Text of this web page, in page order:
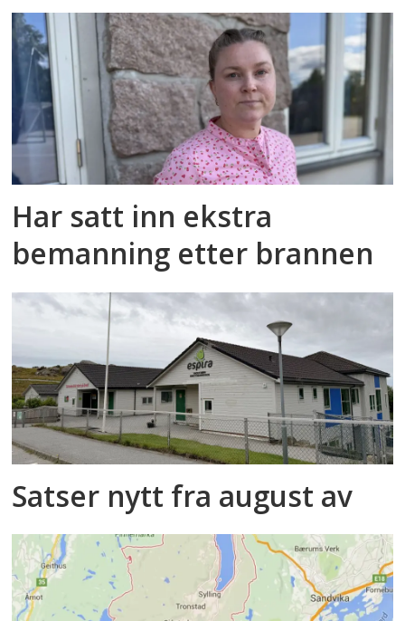
Har satt inn ekstra
bemanning etter brannen
Satser nytt fra august av